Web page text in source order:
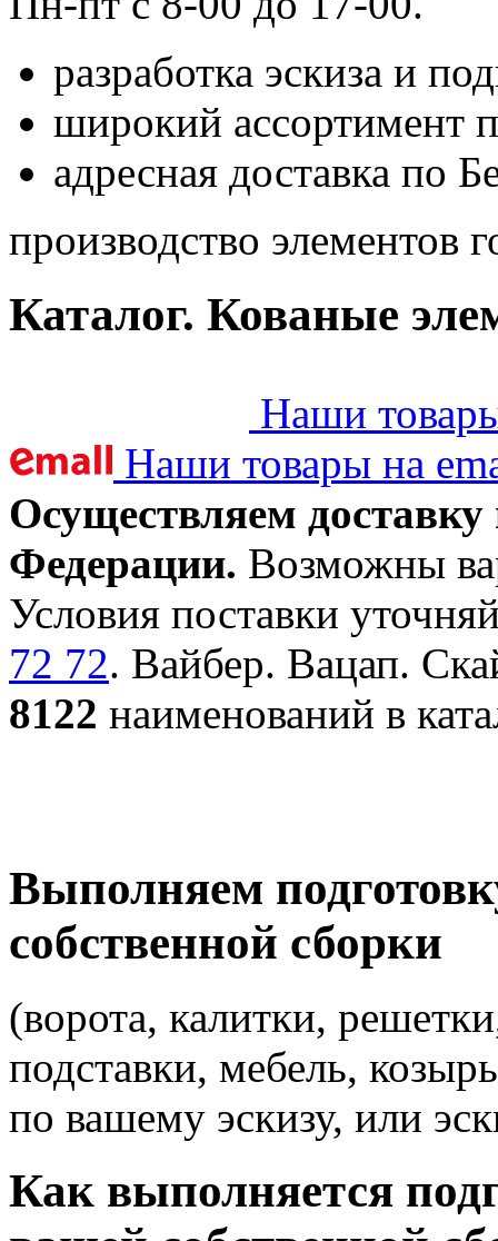
разработка эскиза и
широкий ассортимент
адресная доставка по
производство элементов
Каталог. Кованые
Наши
Наши товары на
Осуществляем
Федерации. Возможны
Условия поставки
72 72. Вайбер. Вацап.
8122 наименований в
Выполняем
собственной сборки
(ворота, калитки,
подставки, мебель,
по вашему эскизу, или
Как выполняется